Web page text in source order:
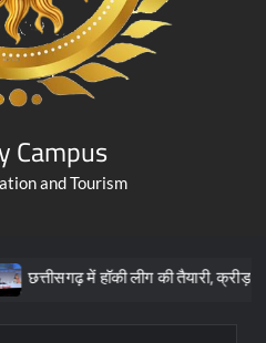
Campus
and Tourism
में हॉकी लीग की तैयारी, क्रीड़ा प्रोत्साहन